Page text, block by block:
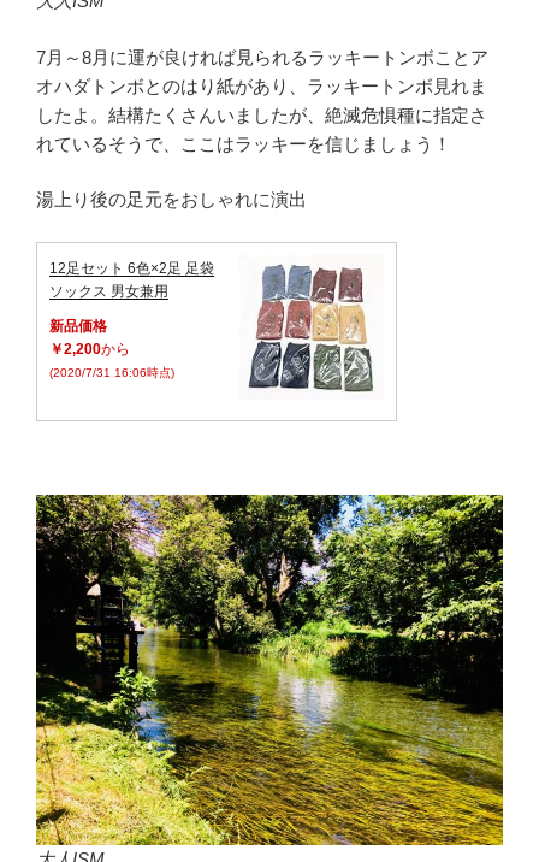
7月～8月に運が良ければ見られるラッキートンボことア
オハダトンボとのはり紙があり、ラッキートンボ見れま
したよ。結構たくさんいましたが、絶滅危惧種に指定さ
れているそうで、ここはラッキーを信じましょう！
湯上り後の足元をおしゃれに演出
12足セット 6色×2足 足袋
ソックス 男女兼用
新品価格
￥2,200から
(2020/7/31 16:06時点)